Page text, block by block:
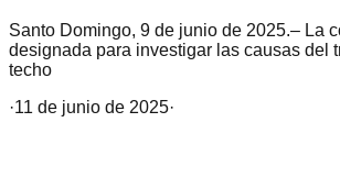
Santo Domingo, 9 de junio de 2025.– La
designada para investigar las causas del
techo
·11 de junio de 2025·